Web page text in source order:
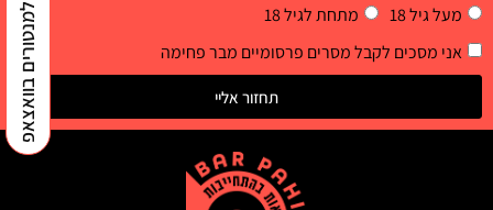
מעל גיל 18
מתחת לגיל 18
אני מסכים לקבל מסרים פרסומיים מבר פחימה
תחזור אליי למנטורים בוואצאפ